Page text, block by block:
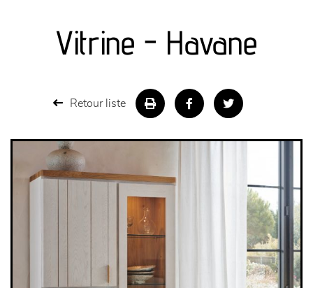
séjours
chambres et dressing
literie
Vitrine - Havane
Retour liste